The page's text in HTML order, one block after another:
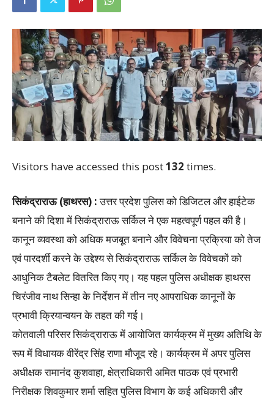
Visitors have accessed this post132 times.
सिकंद्राराऊ (हाथरस) :उत्तर प्रदेश पुलिस को डिजिटल और हाईटेक
बनाने की दिशा में सिकंद्राराऊ सर्किल ने एक महत्वपूर्ण पहल की है।
कानून व्यवस्था को अधिक मजबूत बनाने और विवेचना प्रक्रिया को तेज
एवं पारदर्शी करने के उद्देश्य से सिकंद्राराऊ सर्किल के विवेचकों को
आधुनिक टैबलेट वितरित किए गए। यह पहल पुलिस अधीक्षक हाथरस
चिरंजीव नाथ सिन्हा के निर्देशन में तीन नए आपराधिक कानूनों के
प्रभावी क्रियान्वयन के तहत की गई।
कोतवाली परिसर सिकंद्राराऊ में आयोजित कार्यक्रम में मुख्य अतिथि के
रूप में विधायक वीरेंद्र सिंह राणा मौजूद रहे। कार्यक्रम में अपर पुलिस
अधीक्षक रामानंद कुशवाहा, क्षेत्राधिकारी अमित पाठक एवं प्रभारी
निरीक्षक शिवकुमार शर्मा सहित पुलिस विभाग के कई अधिकारी और